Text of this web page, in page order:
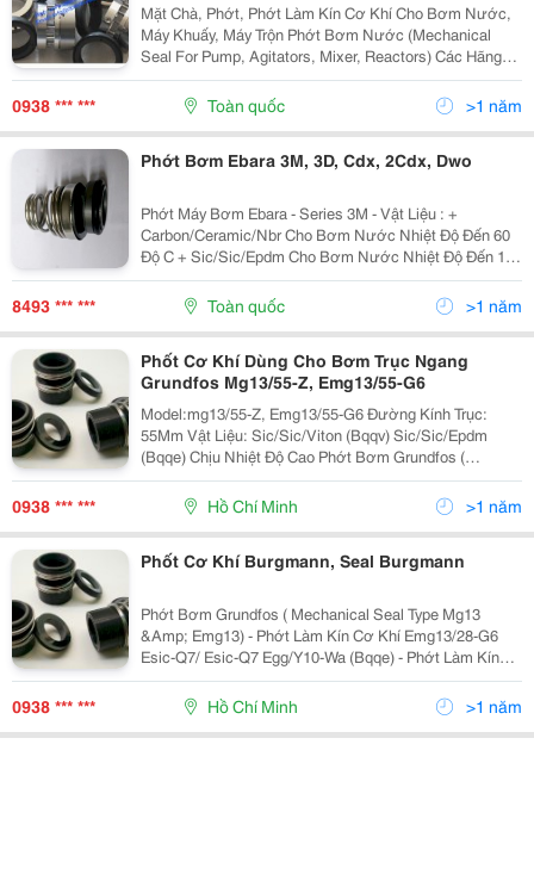
Mặt Chà, Phớt, Phớt Làm Kín Cơ Khí Cho Bơm Nước,
Máy Khuấy, Máy Trộn Phớt Bơm Nước (Mechanical
Seal For Pump, Agitators, Mixer, Reactors) Các Hãng
Eagleburgmann, John Crane, Flowserve, Roten, Vulcan,
Hecker Aegira, Us Seals, Flexible, Latty, Roplan,...
0938 *** *** Toàn quốc >1 năm
Phớt Bơm Ebara 3M, 3D, Cdx, 2Cdx, Dwo
Phớt Máy Bơm Ebara - Series 3M - Vật Liệu : +
Carbon/Ceramic/Nbr Cho Bơm Nước Nhiệt Độ Đến 60
Độ C + Sic/Sic/Epdm Cho Bơm Nước Nhiệt Độ Đến 160
Độ C Và Các Hóa Chất Có Độ Ăn Mòn Phốt Bơm 2Cdxm
70/15 Phốt Bơm 2Cdxm 120/15 Phốt Bơm...
8493 *** *** Toàn quốc >1 năm
Phốt Cơ Khí Dùng Cho Bơm Trục Ngang
Grundfos Mg13/55-Z, Emg13/55-G6
Model:mg13/55-Z, Emg13/55-G6 Đường Kính Trục:
55Mm Vật Liệu: Sic/Sic/Viton (Bqqv) Sic/Sic/Epdm
(Bqqe) Chịu Nhiệt Độ Cao Phớt Bơm Grundfos (
Mechanical Seal Type Mg13 &Amp; Emg13) - Phớt Làm
Kín Cơ Khí Emg13/28-G6 Esic-Q7/ Esic-Q7...
0938 *** *** Hồ Chí Minh >1 năm
Phốt Cơ Khí Burgmann, Seal Burgmann
Phớt Bơm Grundfos ( Mechanical Seal Type Mg13
&Amp; Emg13) - Phớt Làm Kín Cơ Khí Emg13/28-G6
Esic-Q7/ Esic-Q7 Egg/Y10-Wa (Bqqe) - Phớt Làm Kín
Cơ Khí Emg13/38-G6 Esic-Q7/ Esic-Q7 Egg/Y10-Wa
(Bqqe) - Phớt Làm Kín Cơ Khí Emg13/48-G6 Esic-Q7/...
0938 *** *** Hồ Chí Minh >1 năm